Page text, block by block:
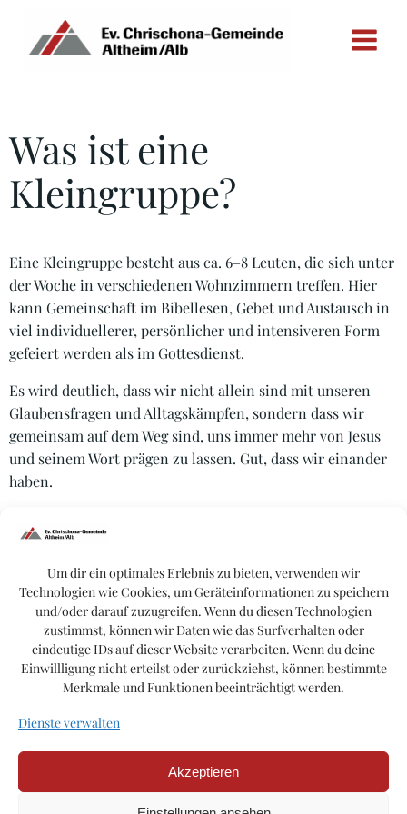
Um dir ein optimales Erlebnis zu bieten, verwenden wir
Technologien wie Cookies, um Geräteinformationen zu speichern
und/oder darauf zuzugreifen. Wenn du diesen Technologien
zustimmst, können wir Daten wie das Surfverhalten oder
eindeutige IDs auf dieser Website verarbeiten. Wenn du deine
Einwillligung nicht erteilst oder zurückziehst, können bestimmte
Merkmale und Funktionen beeinträchtigt werden.
Dienste verwalten
Akzeptieren
Inhalt
Was ist eine
Kleingruppe?
Eine Kleingruppe besteht aus ca. 6–8 Leuten, die sich unter
der Woche in verschiedenen Wohnzimmern treffen. Hier
kann Gemeinschaft im Bibellesen, Gebet und Austausch in
viel individuellerer, persönlicher und intensiveren Form
gefeiert werden als im Gottesdienst.
Es wird deutlich, dass wir nicht allein sind mit unseren
Glaubensfragen und Alltagskämpfen, sondern dass wir
gemeinsam auf dem Weg sind, uns immer mehr von Jesus
und seinem Wort prägen zu lassen. Gut, dass wir einander
haben.
Wenn du Interesse hast, dich einer Kleingruppe
einfach auf Matthias Rupp zu
07640 / 6148
KONTAKT
© 2026 Ev. Chrischona Gemeinde Altheim/Alb.